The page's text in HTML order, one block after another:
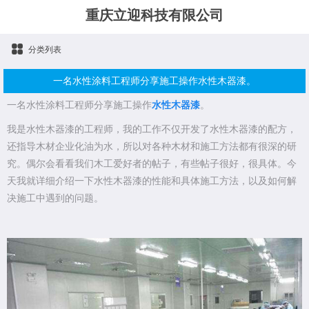
重庆立迎科技有限公司
分类列表
一名水性涂料工程师分享施工操作水性木器漆。
一名水性涂料工程师分享施工操作水性木器漆。
我是水性木器漆的工程师，我的工作不仅开发了水性木器漆的配方，
还指导木材企业化油为水，所以对各种木材和施工方法都有很深的研
究。偶尔会看看我们木工爱好者的帖子，有些帖子很好，很具体。今
天我就详细介绍一下水性木器漆的性能和具体施工方法，以及如何解
决施工中遇到的问题。